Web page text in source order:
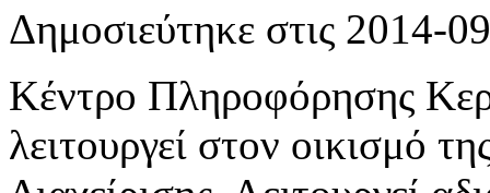
Δημοσιεύτηκε στις 2014-
Κέντρο Πληροφόρησης
λειτουργεί στον οικισμό